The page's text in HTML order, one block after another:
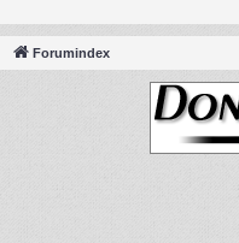
Forumindex